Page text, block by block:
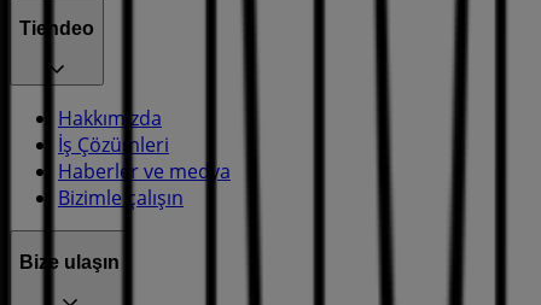
Tiendeo
Hakkımızda
İş Çözümleri
Haberler ve medya
Bizimle çalışın
Bize ulaşın